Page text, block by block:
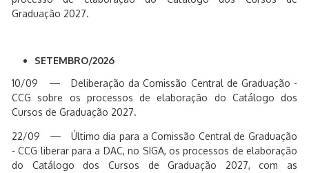
Graduação 2027.
SETEMBRO/2026
10/09 — Deliberação da Comissão Central de Graduação -
CCG sobre os processos de elaboração do Catálogo dos
Cursos de Graduação 2027.
22/09 — Último dia para a Comissão Central de Graduação
- CCG liberar para a DAC, no SIGA, os processos de elaboração
do Catálogo dos Cursos de Graduação 2027, com as